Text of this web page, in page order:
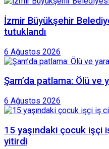
İzmir Büyükşehir
tutuklandı
6 Ağustos 2026
Şam’da patlama: Ölü ve
6 Ağustos 2026
15 yaşındaki çocuk işçi
yitirdi